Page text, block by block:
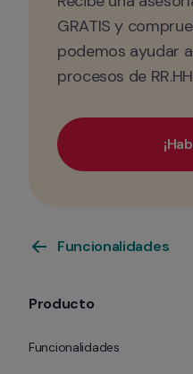
GRATIS y
podemos ayudar
procesos de
Funcionalidades
Producto
Funcionalidades